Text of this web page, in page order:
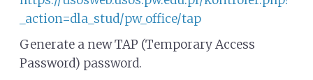
_action=dla_stud/pw_office/tap
Generate a new TAP (Temporary Access
Password) password.